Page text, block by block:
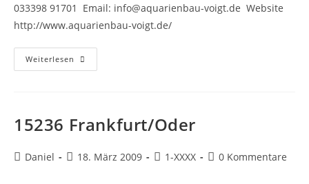
033398 91701 Email: info@aquarienbau-voigt.de Website
http://www.aquarienbau-voigt.de/
Weiterlesen 16356
Werneuchen
15236 Frankfurt/Oder
Beitrags-
Daniel
Beitrag
18. März 2009
Beitrags-
1-XXXX
Beitrags-
0 Kommentare